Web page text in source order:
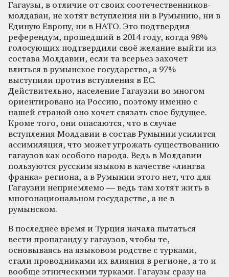
Гагаузы, в отличие от своих соотечественников-
молдаван, не хотят вступления ни в Румынию, ни в
Единую Европу, ни в НАТО. Это подтвердил
референдум, прошедший в 2014 году, когда 98%
голосующих подтвердили своё желание выйти из
состава Молдавии, если та всерьез захочет
влиться в румынское государство, а 97%
выступили против вступления в ЕС.
Действительно, население Гагаузии во многом
ориентировано на Россию, поэтому именно с
нашей страной оно хочет связать свое будущее.
Кроме того, они опасаются, что в случае
вступления Молдавии в состав Румынии усилится
ассимиляция, что может угрожать существованию
гагаузов как особого народа. Ведь в Молдавии
пользуются русским языком в качестве «лингва
франка» региона, а в Румынии этого нет, что для
Гагаузии неприемлемо — ведь там хотят жить в
многонациональном государстве, а не в
румынском.
В последнее время и Турция начала пытаться
вести пропаганду у гагаузов, чтобы те,
основываясь на языковом родстве с турками,
стали проводниками их влияния в регионе, а то и
вообще этническими турками. Гагаузы сразу на